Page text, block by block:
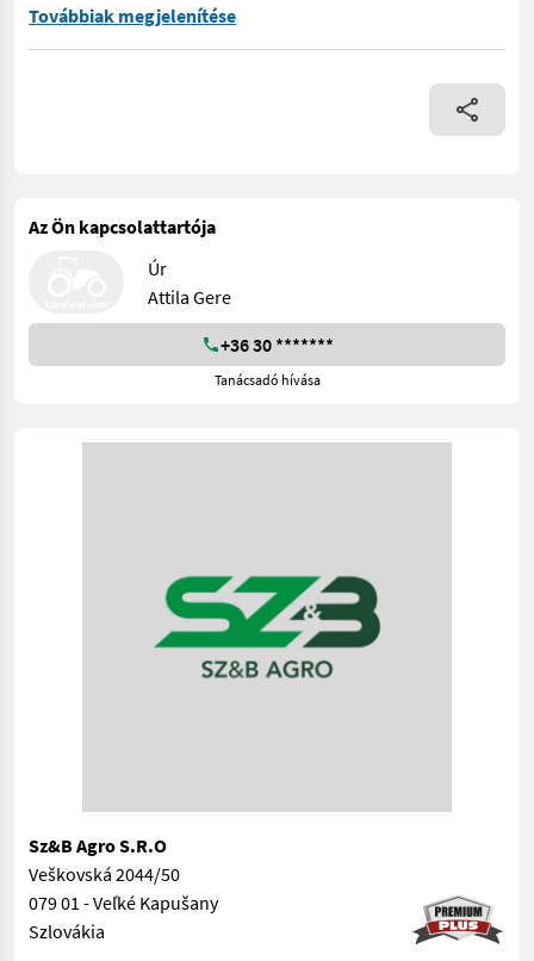
Der Kipper für jumboboxen dient zum entleeren von paletten
Továbbiak megjelenítése
Az Ön kapcsolattartója
Úr
Attila Gere
+36 30 *******
Tanácsadó hívása
Sz&B Agro S.R.O
Veškovská 2044/50
079 01 - Veľké Kapušany
Szlovákia